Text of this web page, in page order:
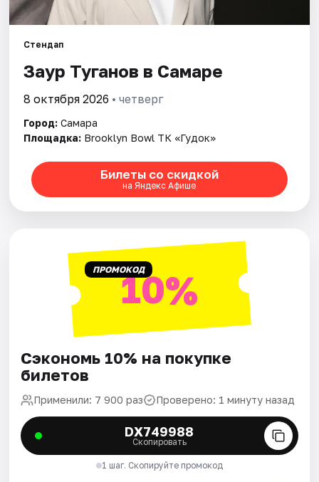
Площадки
Артисты
Рейтинги
Стендап
Заур Туганов в Самаре
8 октября 2026 • четверг
Город: Самара
Площадка: Brooklyn Bowl ТК «Гудок»
Билеты со скидкой
на Яндекс Афише
ПРОМОКОД10%
Сэкономь 10% на покупке
билетов
Применили: 7 900 раз Проверено: 1 минуту назад
DX749988
Скопировать
1 шаг. Скопируйте промокод